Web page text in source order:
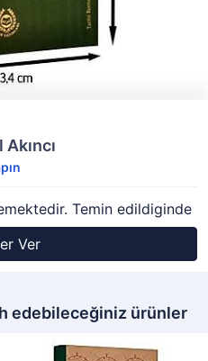
Temin edildiginde
Ver
edebileceğiniz ürünler